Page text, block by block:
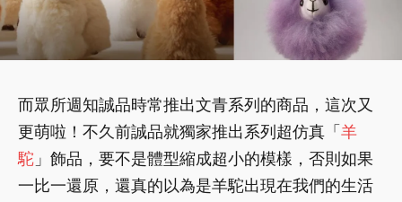
而眾所週知誠品時常推出文青系列的商品，這次又
更萌啦！不久前誠品就獨家推出系列超仿真「 羊
駝 」飾品，要不是體型縮成超小的模樣，否則如果
一比一還原，還真的以為是羊駝出現在我們的生活